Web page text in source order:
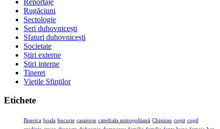
Rugăciuni
Sectologie
Seri duhovnicești
Sfaturi duhovnicești
Societate
Știri externe
Ştiri interne
Tineret
Vieţile Sfinţilor
Etichete
Biserica boala bucurie casatorie catedrala mitropolitană Chisinau copii copil